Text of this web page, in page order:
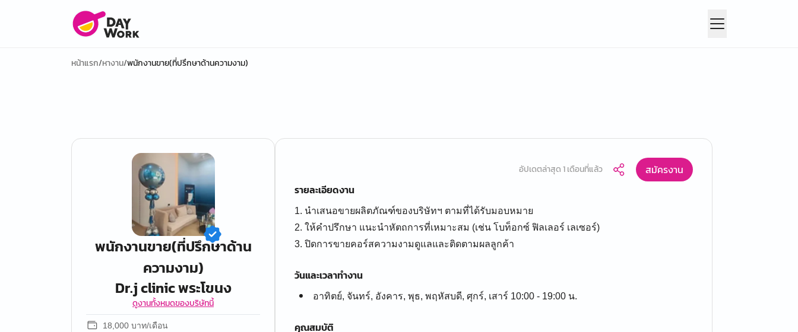
หน้าแรก/หางาน/พนักงานขาย(ที่ปรึกษาด้านความงาม)
พนักงานขาย(ที่ปรึกษาด้าน
ความงาม)
Dr.j clinic พระโขนง
ดูงานทั้งหมดของบริษัทนี้
18,000 บาท/เดือน
อัปเดตล่าสุด 1 เดือนที่แล้ว
สมัครงาน
รายละเอียดงาน
1. นำเสนอขายผลิตภัณฑ์ของบริษัทฯ ตามที่ได้รับมอบหมาย
2. ให้คำปรึกษา แนะนำหัตถการที่เหมาะสม (เช่น โบท็อกซ์ ฟิลเลอร์ เลเซอร์)
3. ปิดการขายคอร์สความงามดูแลและติดตามผลลูกค้า
วันและเวลาทำงาน
อาทิตย์, จันทร์, อังคาร, พุธ, พฤหัสบดี, ศุกร์, เสาร์ 10:00 - 19:00 น.
คุณสมบัติ